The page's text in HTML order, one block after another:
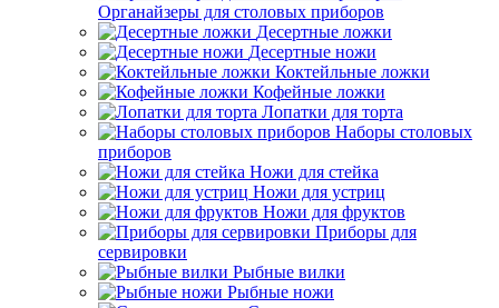
Органайзеры для столовых приборов
Десертные ложки
Десертные ножи
Коктейльные ложки
Кофейные ложки
Лопатки для торта
Наборы столовых
приборов
Ножи для стейка
Ножи для устриц
Ножи для фруктов
Приборы для
сервировки
Рыбные вилки
Рыбные ножи